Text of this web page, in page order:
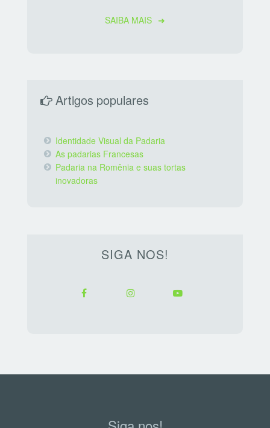
SAIBA MAIS
Artigos populares
Identidade Visual da Padaria
As padarias Francesas
Padaria na Romênia e suas tortas
inovadoras
SIGA NOS!